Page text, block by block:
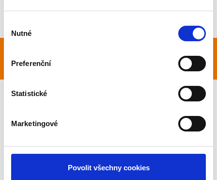
souhlasu
Nutné
Preferenční
Statistické
Marketingové
Povolit všechny cookies